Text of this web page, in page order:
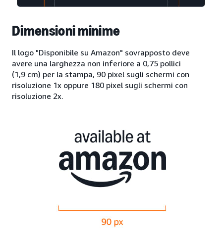
Dimensioni minime
Il logo "Disponibile su Amazon" sovrapposto deve
avere una larghezza non inferiore a 0,75 pollici
(1,9 cm) per la stampa, 90 pixel sugli schermi con
risoluzione 1x oppure 180 pixel sugli schermi con
risoluzione 2x.